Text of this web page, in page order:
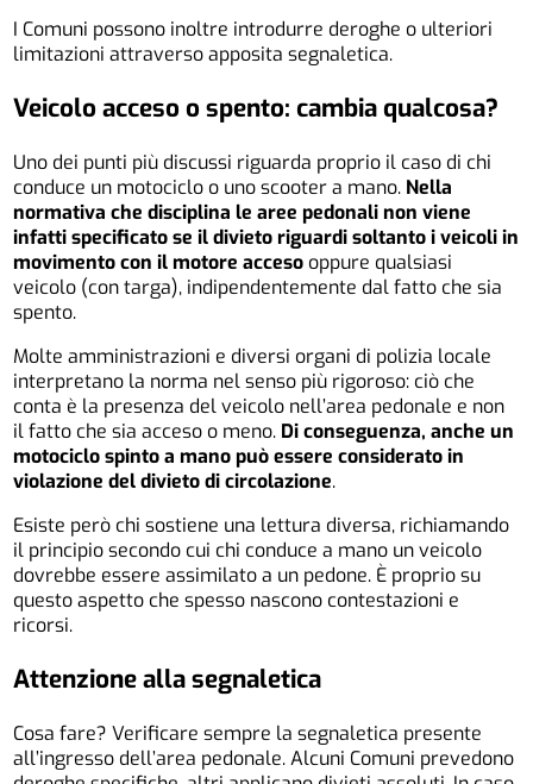
I Comuni possono inoltre introdurre deroghe o ulteriori
limitazioni attraverso apposita segnaletica.
Veicolo acceso o spento: cambia qualcosa?
Uno dei punti più discussi riguarda proprio il caso di chi
conduce un motociclo o uno scooter a mano. Nella
normativa che disciplina le aree pedonali non viene
infatti specificato se il divieto riguardi soltanto i veicoli in
movimento con il motore acceso oppure qualsiasi
veicolo (con targa), indipendentemente dal fatto che sia
spento.
Molte amministrazioni e diversi organi di polizia locale
interpretano la norma nel senso più rigoroso: ciò che
conta è la presenza del veicolo nell’area pedonale e non
il fatto che sia acceso o meno. Di conseguenza, anche un
motociclo spinto a mano può essere considerato in
violazione del divieto di circolazione.
Esiste però chi sostiene una lettura diversa, richiamando
il principio secondo cui chi conduce a mano un veicolo
dovrebbe essere assimilato a un pedone. È proprio su
questo aspetto che spesso nascono contestazioni e
ricorsi.
Attenzione alla segnaletica
Cosa fare? Verificare sempre la segnaletica presente
all’ingresso dell’area pedonale. Alcuni Comuni prevedono